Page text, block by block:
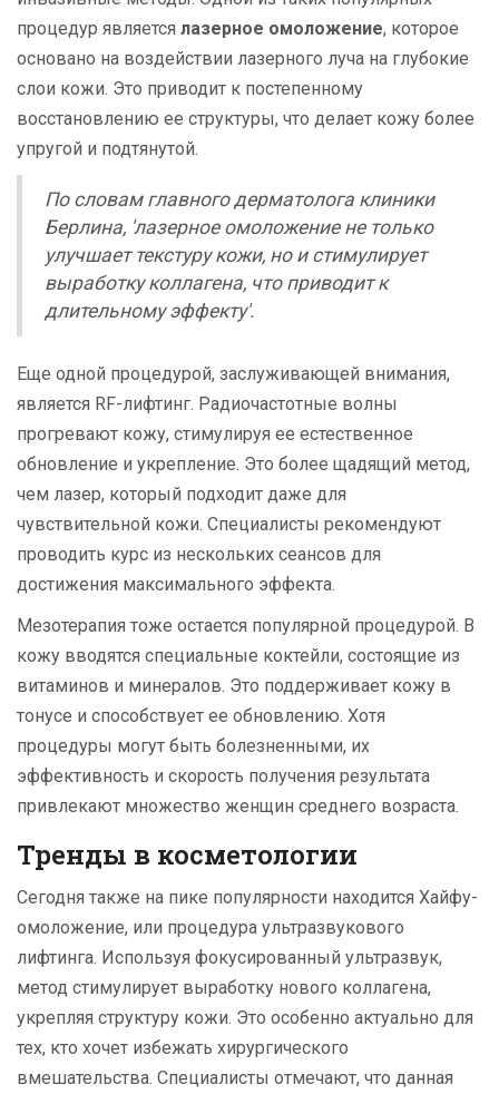
процедур является лазерное омоложение, которое
основано на воздействии лазерного луча на глубокие
слои кожи. Это приводит к постепенному
восстановлению ее структуры, что делает кожу более
упругой и подтянутой.
По словам главного дерматолога клиники
Берлина, 'лазерное омоложение не только
улучшает текстуру кожи, но и стимулирует
выработку коллагена, что приводит к
длительному эффекту'.
Еще одной процедурой, заслуживающей внимания,
является RF-лифтинг. Радиочастотные волны
прогревают кожу, стимулируя ее естественное
обновление и укрепление. Это более щадящий метод,
чем лазер, который подходит даже для
чувствительной кожи. Специалисты рекомендуют
проводить курс из нескольких сеансов для
достижения максимального эффекта.
Мезотерапия тоже остается популярной процедурой. В
кожу вводятся специальные коктейли, состоящие из
витаминов и минералов. Это поддерживает кожу в
тонусе и способствует ее обновлению. Хотя
процедуры могут быть болезненными, их
эффективность и скорость получения результата
привлекают множество женщин среднего возраста.
Тренды в косметологии
Сегодня также на пике популярности находится Хайфу-
омоложение, или процедура ультразвукового
лифтинга. Используя фокусированный ультразвук,
метод стимулирует выработку нового коллагена,
укрепляя структуру кожи. Это особенно актуально для
тех, кто хочет избежать хирургического
вмешательства. Специалисты отмечают, что данная